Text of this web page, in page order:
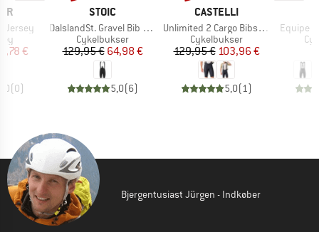
Jersey
pris
€
(0)
MÆRKE
STOIC
Artikel
DalslandSt. Gravel Bib Shorts
Produktgruppe
Cykelbukser
Pris
129,95 €Nedsat pris
64,98 €
5,0(6)
MÆRKE
CASTELLI
Artikel
Unlimited 2 Cargo Bibshort
Produktgruppe
Cykelbukser
Pris
129,95 €Nedsat pris
103,96 €
5,0( 1)
Artikel
Equipe
Bjergentusiast Jürgen - Indkøber